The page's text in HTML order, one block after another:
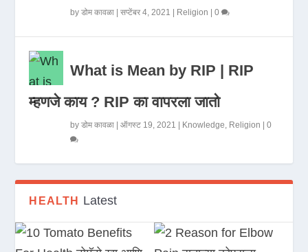
byडोम कावळा |सप्टेंबर 4, 2021 Religion |0
What is Mean by RIP | RIP
म्हणजे काय ? RIP का वापरला जातो
byडोम कावळा |ऑगस्ट 19, 2021 Knowledge, Religion |0
HEALTH Latest